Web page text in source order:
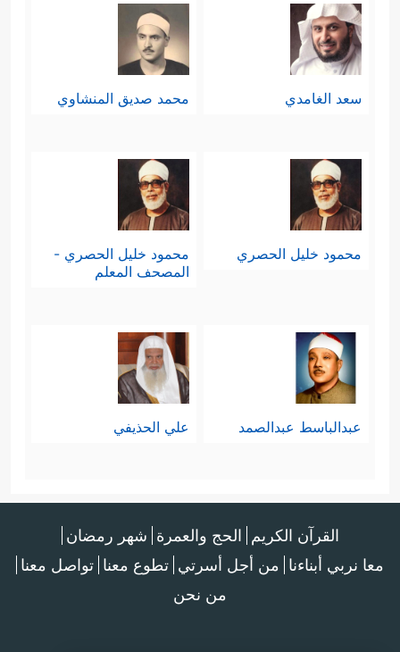
سعد الغامدي محمد صديق المنشاوي
محمود خليل الحصري
محمود خليل الحصري -
المصحف المعلم
عبدالباسط عبدالصمد علي الحذيفي
القرآن الكريم الحج والعمرة شهر رمضان
معا نربي أبناءنا من أجل أسرتي تطوع معنا تواصل معنا
من نحن